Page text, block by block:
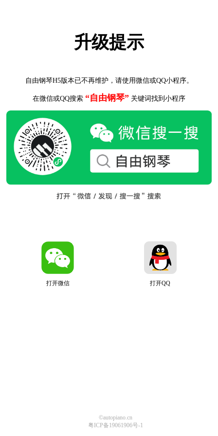
升级提示
自由钢琴H5版本已不再维护，请使用微信或QQ小程序。
在微信或QQ搜索 “自由钢琴” 关键词找到小程序
打开微信 打开QQ
©autopiano.cn
粤ICP备19061906号-1